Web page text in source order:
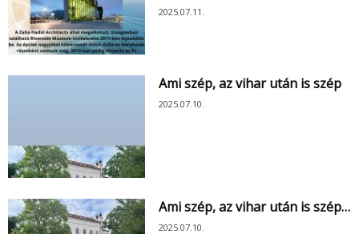
2025.07.11.
Ami szép, az vihar után is szép
2025.07.10.
Ami szép, az vihar után is szép…
2025.07.10.